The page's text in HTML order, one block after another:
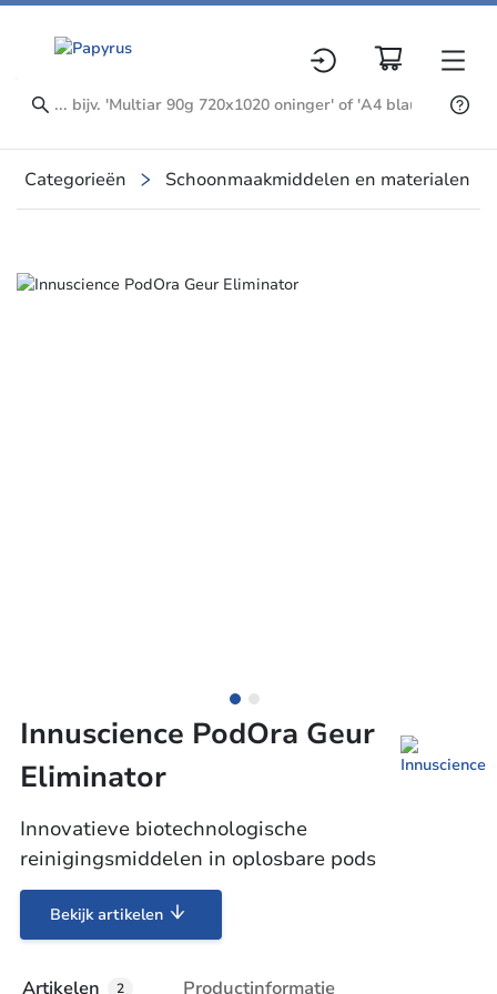
Categorieën Schoonmaakmiddelen en materialen
Slide 1 of 2
Innuscience PodOra Geur
Eliminator
Innovatieve biotechnologische
reinigingsmiddelen in oplosbare pods
Bekijk artikelen
Artikelen 2 Productinformatie